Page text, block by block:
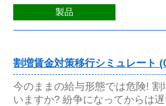
製品
割増賃金対策移行シミュレート
今のままの給与形態では危険! 割
いますか? 紛争になってからは